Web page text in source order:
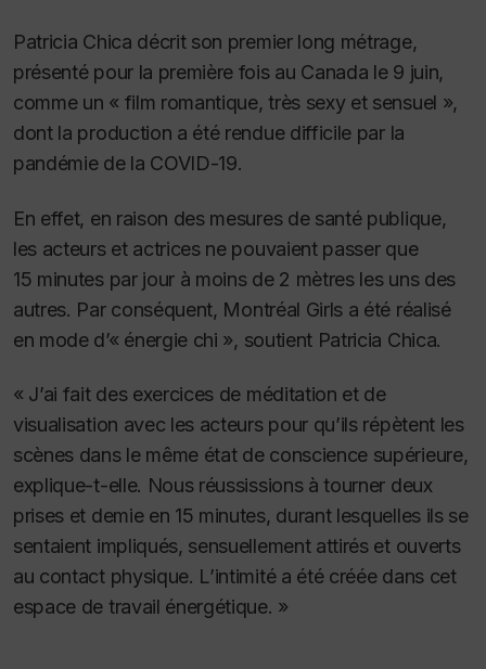
Patricia Chica décrit son premier long métrage,
présenté pour la première fois au Canada le 9 juin,
comme un « film romantique, très sexy et sensuel »,
dont la production a été rendue difficile par la
pandémie de la COVID-19.
En effet, en raison des mesures de santé publique,
les acteurs et actrices ne pouvaient passer que
15 minutes par jour à moins de 2 mètres les uns des
autres. Par conséquent, Montréal Girls a été réalisé
en mode d’« énergie chi », soutient Patricia Chica.
« J’ai fait des exercices de méditation et de
visualisation avec les acteurs pour qu’ils répètent les
scènes dans le même état de conscience supérieure,
explique-t-elle. Nous réussissions à tourner deux
prises et demie en 15 minutes, durant lesquelles ils se
sentaient impliqués, sensuellement attirés et ouverts
au contact physique. L’intimité a été créée dans cet
espace de travail énergétique. »